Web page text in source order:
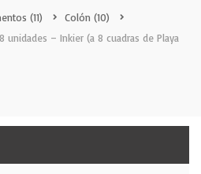
(11) Colón (10)
unidades – Inkier (a 8 cuadras de Playa